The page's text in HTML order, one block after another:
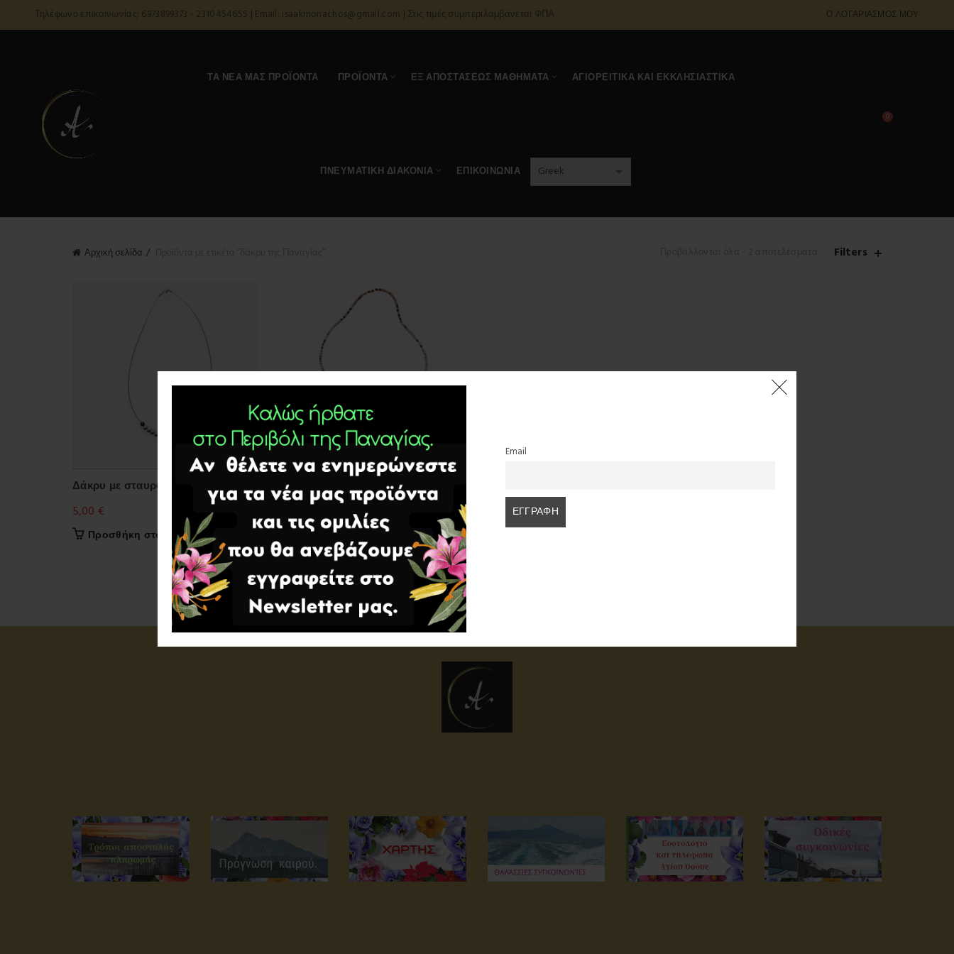
Email
Τηλέφωνο επικοινωνίας: 6973899373 - 2310454655 | Email: isaakmonachos@gmail.com | Στις τιμές συμπεριλαμβάνεται ΦΠΑ Ο ΛΟΓΑΡΙΑΣΜΌΣ ΜΟΥ
ΤΑ ΝΈΑ ΜΑΣ ΠΡΟΪΌΝΤΑ ΠΡΟΪΌΝΤΑ ΕΞ ΑΠΟΣΤΆΣΕΩΣ ΜΑΘΉΜΑΤΑ ΑΓΙΟΡΕΊΤΙΚΑ ΚΑΙ ΕΚΚΛΗΣΙΑΣΤΙΚΆ
ΠΝΕΥΜΑΤΙΚΉ ΔΙΑΚΟΝΊΑ ΕΠΙΚΟΙΝΩΝΊΑ
0
Αρχική σελίδα Filters
Δάκρυ με σταυρό χειροποίητο.
5,00 €
Προσθήκη στο καλάθι
Δάκρυ Παναγίας με ξυλόγλυπτο
Σταυρό.
120,00€
Προσθήκη στο καλάθι